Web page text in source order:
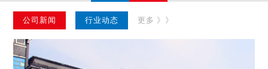
公司新闻 行业动态 更多 》》